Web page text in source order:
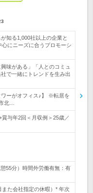
知る1,000社以上の企業と
にニーズに合うプロモーシ
味がある」「人とのコミュ
で一緒にトレンドを生み出
ワーがオフィス♪】 ※転居を
北…
与年2回＜月収例＞25歳／
55分）時間外労働有無：有
た会社指定の休暇）* 年次